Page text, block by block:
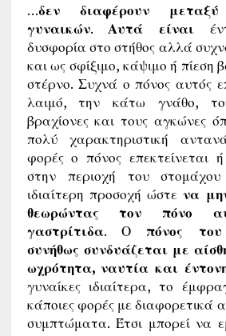
…δεν διαφέρουν
γυναικών. Αυτά είναι
δυσφορία στο στήθος αλλά
και ως σφίξιμο, κάψιμο ή πίεση
στέρνο. Συχνά ο πόνος αυτός
λαιμό, την κάτω γνάθο,
βραχίονες και τους αγκώνες
πολύ χαρακτηριστική
φορές ο πόνος επεκτείνεται ή
στην περιοχή του στομάχου
ιδιαίτερη προσοχή ώστενα
θεωρώντας τον πόνο
γαστρίτιδα. Οπόνος του
συνήθως συνδυάζεται με
ωχρότητα, ναυτία και
γυναίκες ιδιαίτερα, το
κάποιες φορές με
συμπτώματα. Έτσι μπορεί να